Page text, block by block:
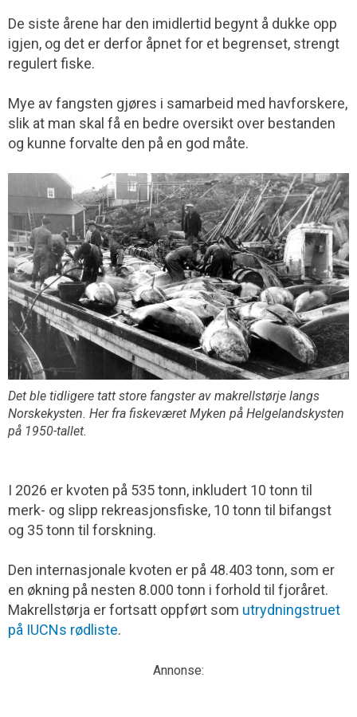
De siste årene har den imidlertid begynt å dukke opp
igjen, og det er derfor åpnet for et begrenset, strengt
regulert fiske.
Mye av fangsten gjøres i samarbeid med havforskere,
slik at man skal få en bedre oversikt over bestanden
og kunne forvalte den på en god måte.
Det ble tidligere tatt store fangster av makrellstørje langs
Norskekysten. Her fra fiskeværet Myken på Helgelandskysten
på 1950-tallet.
I 2026 er kvoten på 535 tonn, inkludert 10 tonn til
merk- og slipp rekreasjonsfiske, 10 tonn til bifangst
og 35 tonn til forskning.
Den internasjonale kvoten er på 48.403 tonn, som er
en økning på nesten 8.000 tonn i forhold til fjoråret.
Makrellstørja er fortsatt oppført som utrydningstruet
på IUCNs rødliste.
Annonse: